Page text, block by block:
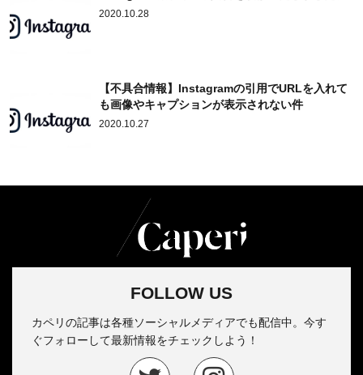
2020.10.28
【不具合情報】Instagramの引用でURLを入れて
も画像やキャプションが表示されない件
2020.10.27
FOLLOW US
カペリの記事は各種ソーシャルメディアでも配信中。今す
ぐフォローして最新情報をチェックしよう！